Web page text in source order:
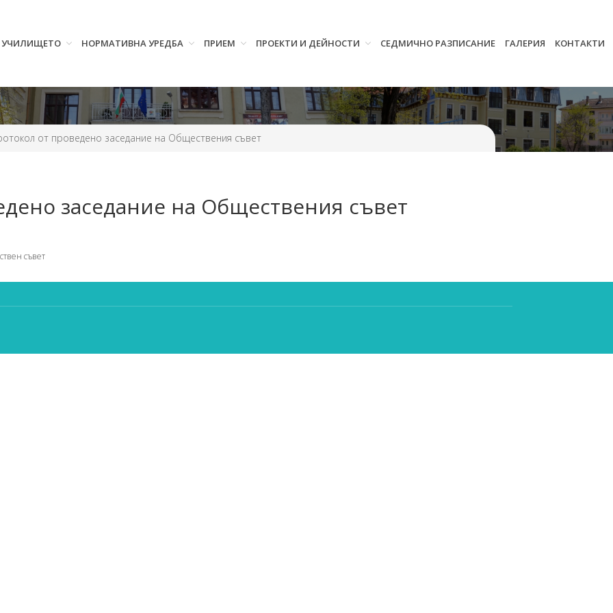
Начало
Нормативна уредба
Прием
Проекти и дейности
УЧИЛИЩЕТО НОРМАТИВНА УРЕДБА ПРИЕМ ПРОЕКТИ И ДЕЙНОСТИ СЕДМИЧНО РАЗПИСАНИЕ ГАЛЕРИЯ КОНТАКТИ
от проведено заседание на Обществения съвет
заседание на Обществения съвет
съвет